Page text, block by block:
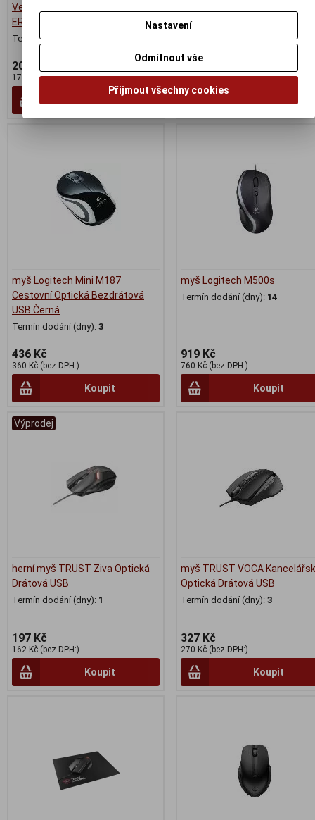
Vertikální GEMBIRD myš MUS-
ERGO-01
Termín dodání (dny):1
206 Kč
170 Kč (bez DPH:)
Bezdrátová Bluetooth
Termín dodání (dny):1
181 Kč
149 Kč (bez DPH:)
myš Logitech Mini M187
Cestovní Optická Bezdrátová
USB Černá
Termín dodání (dny): 3
436 Kč
360 Kč (bez DPH:)
Koupit
myš Logitech M500s
Termín dodání (dny): 14
919 Kč
760 Kč (bez DPH:)
Koupit
Výprodej
herní myš TRUST Ziva Optická
Drátová USB
Termín dodání (dny): 1
197 Kč
162 Kč (bez DPH:)
Koupit
myš TRUST VOCA
Optická Drátová USB
Termín dodání (dny): 3
327 Kč
270 Kč (bez DPH:)
Koupit
Nastavení
Odmítnout vše
Přijmout všechny cookies